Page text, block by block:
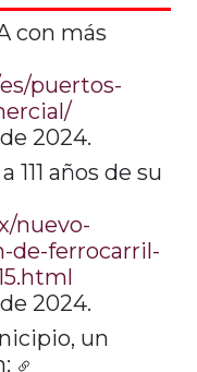
con más
puertos-
2024.
111 años de su
nuevo-
de-ferrocarril-
2024.
un